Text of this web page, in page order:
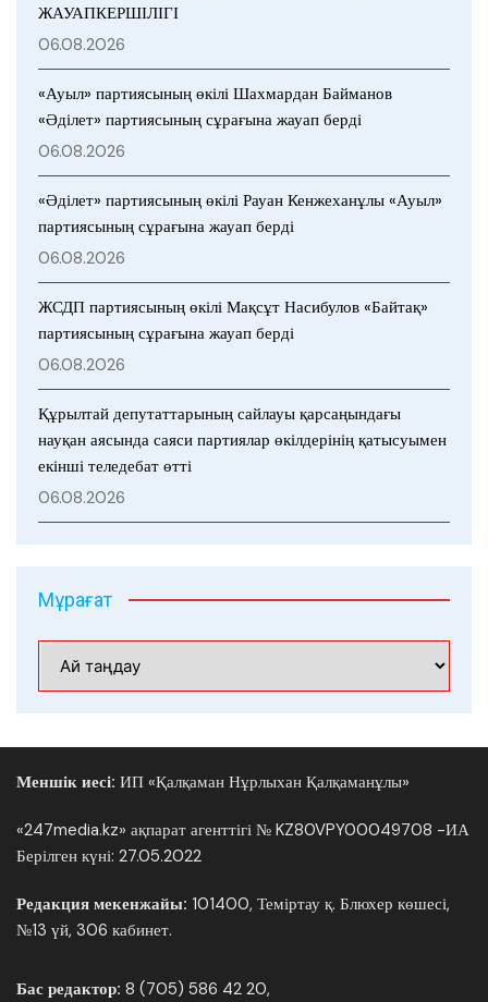
ЖАУАПКЕРШІЛІГІ
06.08.2026
«Ауыл» партиясының өкілі Шахмардан Байманов
«Әділет» партиясының сұрағына жауап берді
06.08.2026
«Әділет» партиясының өкілі Рауан Кенжеханұлы «Ауыл»
партиясының сұрағына жауап берді
06.08.2026
ЖСДП партиясының өкілі Мақсұт Насибулов «Байтақ»
партиясының сұрағына жауап берді
06.08.2026
Құрылтай депутаттарының сайлауы қарсаңындағы
науқан аясында саяси партиялар өкілдерінің қатысуымен
екінші теледебат өтті
06.08.2026
Мұрағат
Меншік иесі: ИП «Қалқаман Нұрлыхан Қалқаманұлы»
«247media.kz» ақпарат агенттігі № KZ80VPY00049708 -ИА
Берілген күні: 27.05.2022
Редакция мекенжайы: 101400, Теміртау қ. Блюхер көшесі,
№13 үй, 306 кабинет.
Бас редактор: 8 (705) 586 42 20,